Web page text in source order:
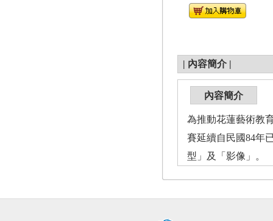
| 內容簡介 |
內容簡介
為推動花蓮藝術教
賽延續自民國84年
型」及「影像」。